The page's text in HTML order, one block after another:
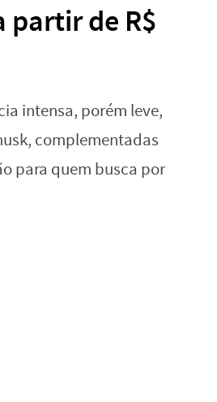
partir de R$
intensa, porém leve,
complementadas
para quem busca por